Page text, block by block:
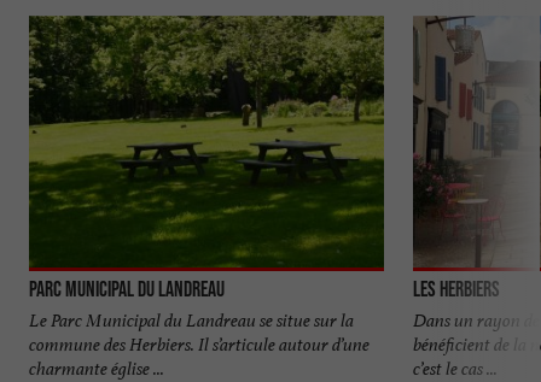
Parc municipal du Landreau
Le Parc Municipal du Landreau se situe sur la
commune des Herbiers. Il s’articule autour d’une
charmante église ...
Les Herbiers
Dans un rayon
bénéficient de la
c’est le cas ...